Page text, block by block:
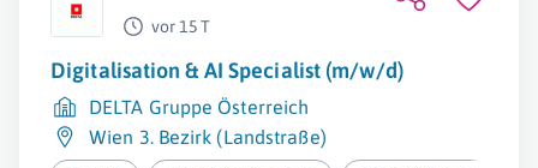
vor 15 T
Digitalisation & AI Specialist (m/w/d)
DELTA Gruppe Österreich
Wien 3. Bezirk (Landstraße)